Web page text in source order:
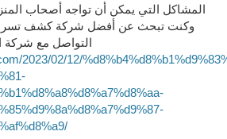
المشاكل التي يمكن أن تواجه أصحاب
وكنت تبحث عن أفضل شركة كشف
التواصل مع شركة
2023/02/12/